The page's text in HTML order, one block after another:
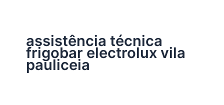
assistência técnica
frigobar electrolux vila
pauliceia